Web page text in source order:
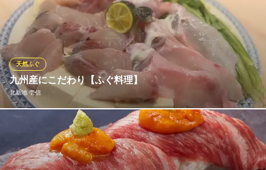
大阪府大阪市北区曽根崎新地1-6-9 サンパレスビル4F
歴史ある名店から最先端のレストランまで集う北新地。でも結
局、馴染みにしたいのは、旨い魚と料理、それに合うお酒がそろ
う、こういう店。淡路島の沼島漁港から直送で届く鮮魚を中心
に、料理長が目利きで旬の食材を厳選し、優しい味に仕立てま
す。どこか安心感のある料理に、日々の疲れも癒やされていきま
す。
自然薯鍋・地酒と産地直送鮮魚 恒雅 北新地
自然薯料理と直送鮮魚
ＪＲ東西線北新地駅 徒歩3分
大阪府大阪市北区曽根崎新地1-5-32 ボネールビル2F
九州産にこだわり【ふぐ料理】
北新地 壱信
天然ふぐ
九州産にこだわり。様々なふぐ料理をコース料理で満喫。おすす
めの「ふぐ鍋コース」では、九州産にこだわった上質なふぐを、
湯引き・てっさ・ぶつ切り・ふぐ鍋など、様々な逸品でお届けい
たします。大きなふぐを使用しておりボリュームも満点。自慢の